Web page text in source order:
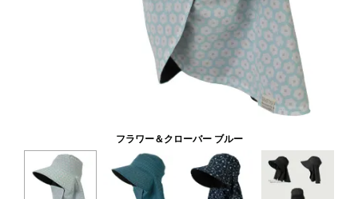
フラワー＆クローバー ブルー